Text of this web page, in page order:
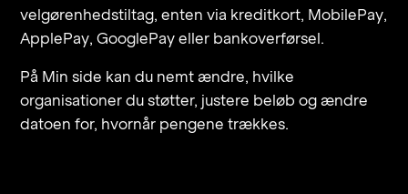
velgørenhedstiltag, enten via kreditkort, MobilePay,
ApplePay, GooglePay eller bankoverførsel.
På Min side kan du nemt ændre, hvilke
organisationer du støtter, justere beløb og ændre
datoen for, hvornår pengene trækkes.